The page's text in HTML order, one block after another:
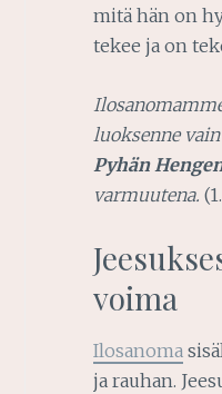
mitä hän on
tekee ja on
luoksenne
Pyhän
varmuutena.
voima
Ilosanoma
ja rauhan.